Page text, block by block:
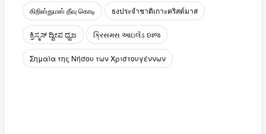
கிறிஸ்துமஸ் தீவு கொடி ธงประจำชาติเกาะคริสต์มาส
ಕ್ರಿಸ್ಮಸ್ ದ್ವೀಪ ಧ್ವಜ ક્રિસમસ આઇલેંડ ધ્વજ
Σημαία της Νήσου των Χριστουγέννων